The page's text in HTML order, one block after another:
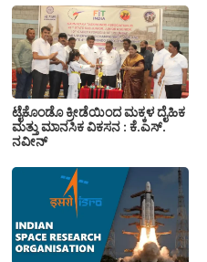
ಟೈಕೊಂಡೊ ಕ್ರೀಡೆಯಿಂದ ಮಕ್ಕಳ ದೈಹಿಕ
ಮತ್ತು ಮಾನಸಿಕ ವಿಕಸನ : ಕೆ.ಎಸ್.
ನವೀನ್